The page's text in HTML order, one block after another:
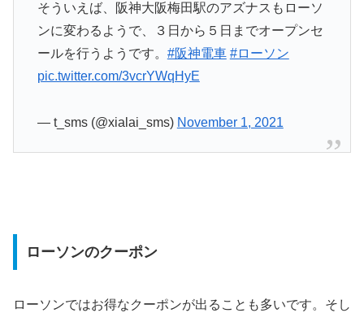
そういえば、阪神大阪梅田駅のアズナスもローソ
ンに変わるようで、３日から５日までオープンセ
ールを行うようです。 #阪神電車 #ローソン
pic.twitter.com/3vcrYWqHyE
— t_sms (@xialai_sms) November 1, 2021
ローソンのクーポン
ローソンではお得なクーポンが出ることも多いです。そし